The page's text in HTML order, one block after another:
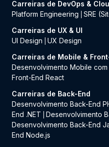
Carreiras de DevOps &
Platform Engineering
SRE
Carreiras de UX & UI
UI Design
UX Design
Carreiras de Mobile &
Desenvolvimento Mobile com
Front-End React
Carreiras de Back-End
Desenvolvimento Back-End
End .NET
Desenvolvimento
Desenvolvimento Back-End
End Node.js